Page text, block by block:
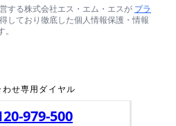
する株式会社エス・エム・エスが プラ
しており徹底した個人情報保護・情報
わせ専用ダイヤル
979-500